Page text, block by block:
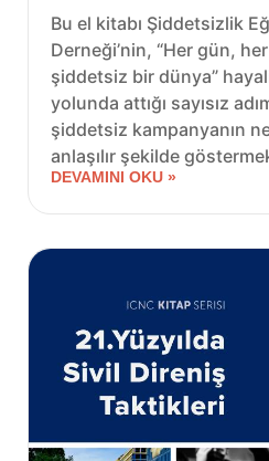
Bu el kitabı Şiddetsizlik
Derneği’nin, “Her gün,
şiddetsiz bir dünya”
yolunda attığı sayısız
şiddetsiz kampanyanın
anlaşılır şekilde
DEVAMINI OKU »